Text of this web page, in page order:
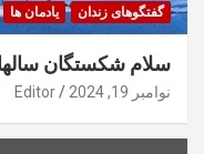
گفتگوهای زندان
یادمان ها
سلام شکستگان
نوامبر 19, 2024 Editor